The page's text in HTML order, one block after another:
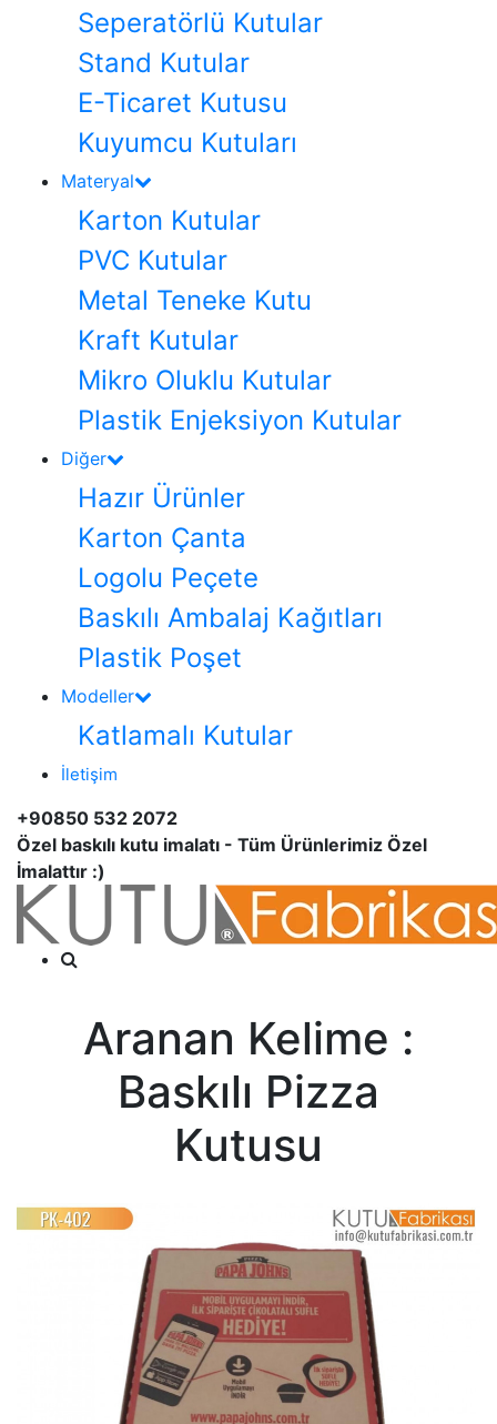
Seperatörlü Kutular
Stand Kutular
E-Ticaret Kutusu
Kuyumcu Kutuları
Materyal
Karton Kutular
PVC Kutular
Metal Teneke Kutu
Kraft Kutular
Mikro Oluklu Kutular
Plastik Enjeksiyon Kutular
Diğer
Hazır Ürünler
Karton Çanta
Logolu Peçete
Baskılı Ambalaj Kağıtları
Plastik Poşet
Modeller
Katlamalı Kutular
İletişim
+90850 532 2072
Özel baskılı kutu imalatı - Tüm Ürünlerimiz Özel
İmalattır :)
Aranan Kelime :
Baskılı Pizza
Kutusu